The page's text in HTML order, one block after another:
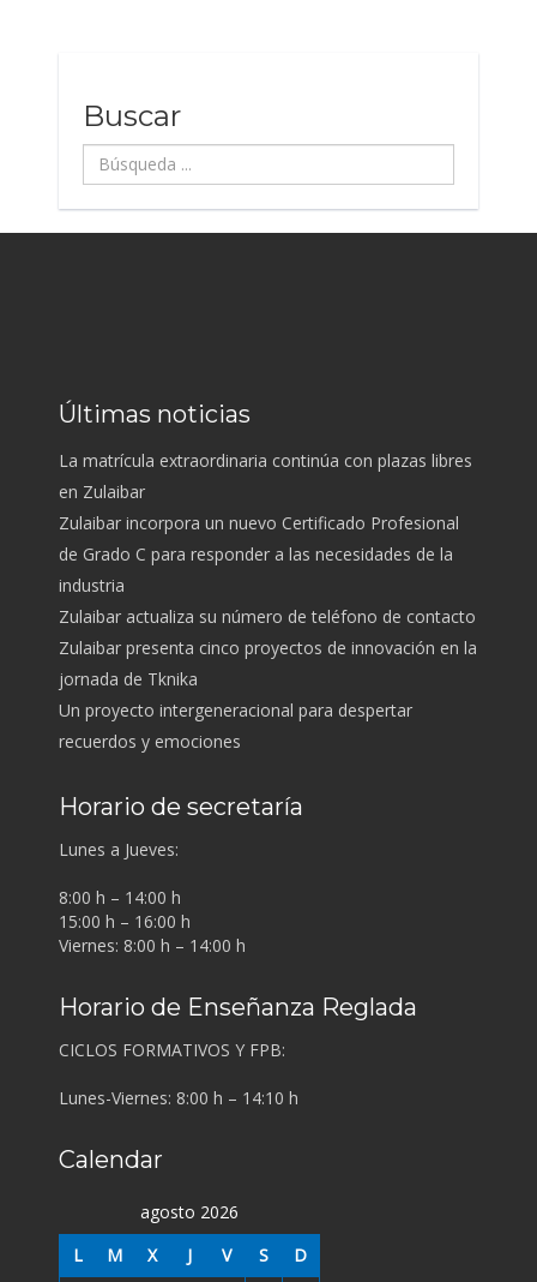
Buscar
Búsqueda
...
Últimas noticias
La matrícula extraordinaria continúa con plazas libres
en Zulaibar
Zulaibar incorpora un nuevo Certificado Profesional
de Grado C para responder a las necesidades de la
industria
Zulaibar actualiza su número de teléfono de contacto
Zulaibar presenta cinco proyectos de innovación en la
jornada de Tknika
Un proyecto intergeneracional para despertar
recuerdos y emociones
Horario de secretaría
Lunes a Jueves:
8:00 h – 14:00 h
15:00 h – 16:00 h
Viernes: 8:00 h – 14:00 h
Horario de Enseñanza Reglada
CICLOS FORMATIVOS Y FPB:
Lunes-Viernes: 8:00 h – 14:10 h
Calendar
agosto 2026
L
M X J V S D